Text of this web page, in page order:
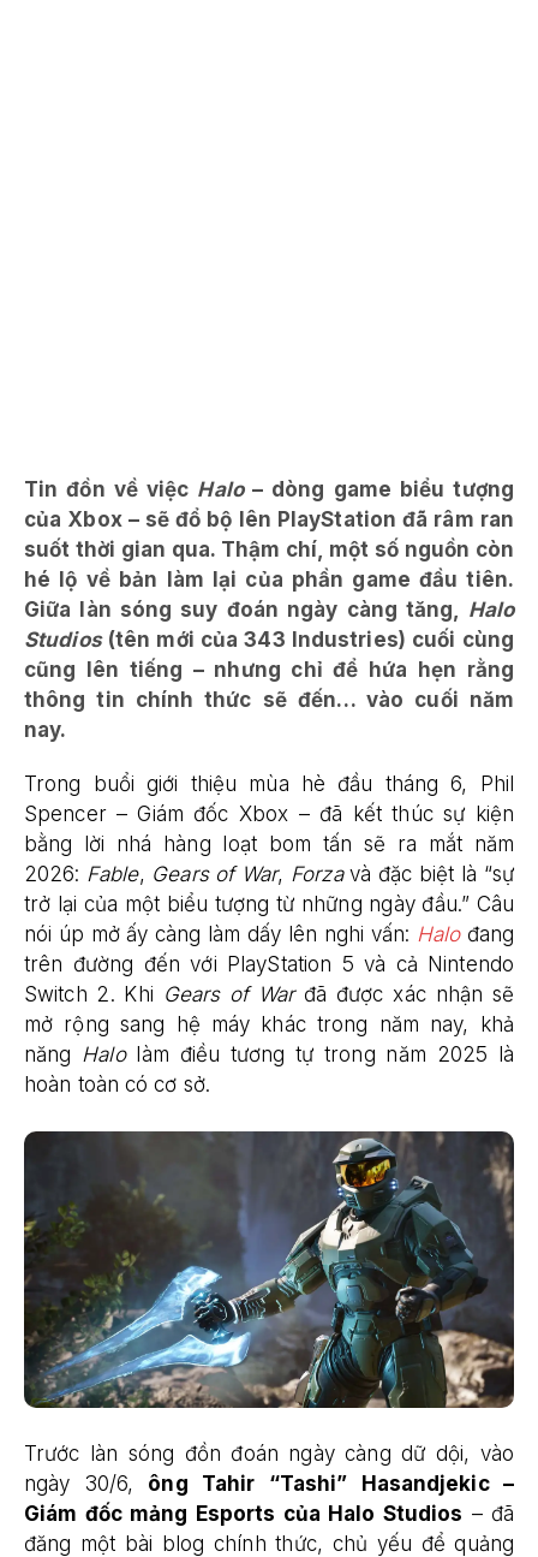
Tin đồn về việc Halo– dòng game biểu tượng
của Xbox – sẽ đổ bộ lên PlayStation đã râm ran
suốt thời gian qua. Thậm chí, một số nguồn còn
hé lộ về bản làm lại của phần game đầu tiên.
Giữa làn sóng suy đoán ngày càng tăng, Halo
Studios(tên mới của 343 Industries) cuối cùng
cũng lên tiếng – nhưng chỉ để hứa hẹn rằng
thông tin chính thức sẽ đến… vào cuối năm
nay.
Trong buổi giới thiệu mùa hè đầu tháng 6, Phil
Spencer – Giám đốc Xbox – đã kết thúc sự kiện
bằng lời nhá hàng loạt bom tấn sẽ ra mắt năm
2026: Fable, Gears of War, Forzavà đặc biệt là “sự
trở lại của một biểu tượng từ những ngày đầu.” Câu
nói úp mở ấy càng làm dấy lên nghi vấn: Halođang
trên đường đến với PlayStation 5 và cả Nintendo
Switch 2. Khi Gears of Warđã được xác nhận sẽ
mở rộng sang hệ máy khác trong năm nay, khả
năng Halolàm điều tương tự trong năm 2025 là
hoàn toàn có cơ sở.
Trước làn sóng đồn đoán ngày càng dữ dội, vào
ngày 30/6, ông Tahir “Tashi” Hasandjekic –
Giám đốc mảng Esports của Halo Studios – đã
đăng một bài blog chính thức, chủ yếu để quảng